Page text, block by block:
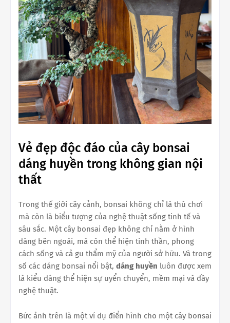
Vẻ đẹp độc đáo của cây bonsai
dáng huyền trong không gian nội
thất
Trong thế giới cây cảnh, bonsai không chỉ là thú chơi
mà còn là biểu tượng của nghệ thuật sống tinh tế và
sâu sắc. Một cây bonsai đẹp không chỉ nằm ở hình
dáng bên ngoài, mà còn thể hiện tinh thần, phong
cách sống và cả gu thẩm mỹ của người sở hữu. Và trong
số các dáng bonsai nổi bật, dáng huyền luôn được xem
là kiểu dáng thể hiện sự uyển chuyển, mềm mại và đầy
nghệ thuật.
Bức ảnh trên là một ví dụ điển hình cho một cây bonsai